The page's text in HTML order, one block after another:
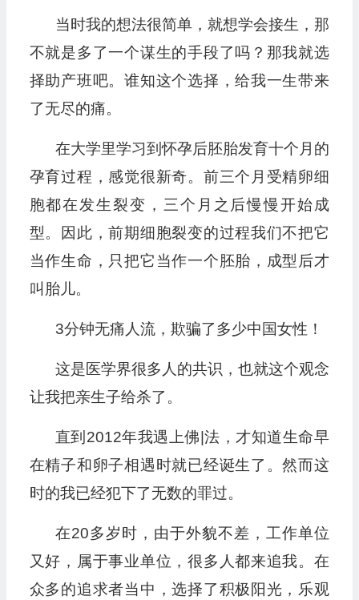
当时我的想法很简单，就想学会接生，那
不就是多了一个谋生的手段了吗？那我就选
择助产班吧。谁知这个选择，给我一生带来
了无尽的痛。
在大学里学习到怀孕后胚胎发育十个月的
孕育过程，感觉很新奇。前三个月受精卵细
胞都在发生裂变，三个月之后慢慢开始成
型。因此，前期细胞裂变的过程我们不把它
当作生命，只把它当作一个胚胎，成型后才
叫胎儿。
3分钟无痛人流，欺骗了多少中国女性！
这是医学界很多人的共识，也就这个观念
让我把亲生子给杀了。
直到2012年我遇上佛|法，才知道生命早
在精子和卵子相遇时就已经诞生了。然而这
时的我已经犯下了无数的罪过。
在20多岁时，由于外貌不差，工作单位
又好，属于事业单位，很多人都来追我。在
众多的追求者当中，选择了积极阳光，乐观